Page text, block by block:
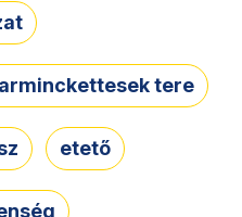
tere
etető